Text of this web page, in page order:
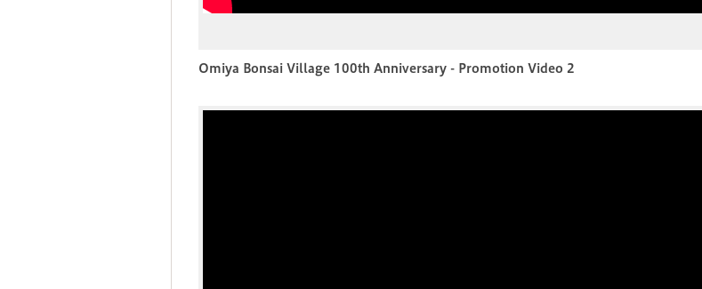
Omiya Bonsai Village 100th Anniversary - Promotion Video 2